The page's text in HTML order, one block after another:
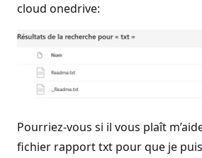
cloud onedrive:
Pourriez-vous si il vous plaît
fichier rapport txt pour que je